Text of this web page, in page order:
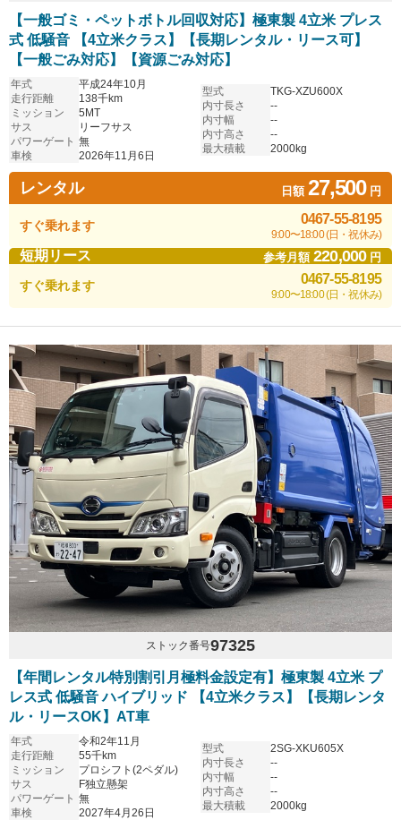
【一般ゴミ・ペットボトル回収対応】極東製 4立米 プレス
式 低騒音 【4立米クラス】【長期レンタル・リース可】
【一般ごみ対応】【資源ごみ対応】
年式
平成24年10月
走行距離
138千km
ミッション
5MT
サス
リーフサス
パワーゲート 無
車検
2026年11月6日
型式
TKG-XZU600X
内寸長さ
--
内寸幅
--
内寸高さ
--
最大積載
2000kg
レンタル 日額27,500円
すぐ乗れます 0467-55-8195
9:00〜18:00 (日・祝休み)
短期リース 参考月額220,000円
すぐ乗れます 0467-55-8195
9:00〜18:00 (日・祝休み)
ストック番号97325
【年間レンタル特別割引月極料金設定有】極東製 4立米 プ
レス式 低騒音 ハイブリッド 【4立米クラス】【長期レンタ
ル・リースOK】AT車
年式
令和2年11月
走行距離
55千km
ミッション
プロシフト(2ペダル)
サス
F独立懸架
パワーゲート 無
車検
2027年4月26日
型式
2SG-XKU605X
内寸長さ
--
内寸幅
--
内寸高さ
--
最大積載
2000kg